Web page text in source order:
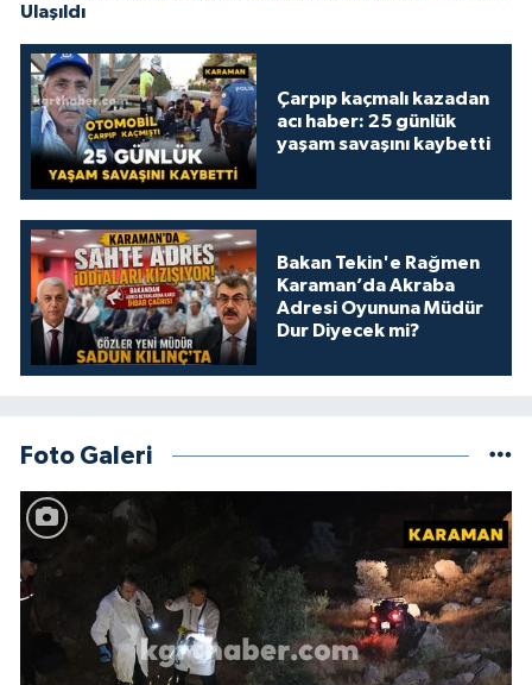
Ulaşıldı
Çarpıp kaçmalı kazadan
acı haber: 25 günlük
yaşam savaşını kaybetti
Bakan Tekin'e Rağmen
Karaman’da Akraba
Adresi Oyununa Müdür
Dur Diyecek mi?
Foto Galeri